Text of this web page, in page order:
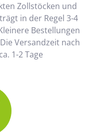
Zollstöcken und
in der Regel 3-4
Bestellungen
Versandzeit nach
1-2 Tage